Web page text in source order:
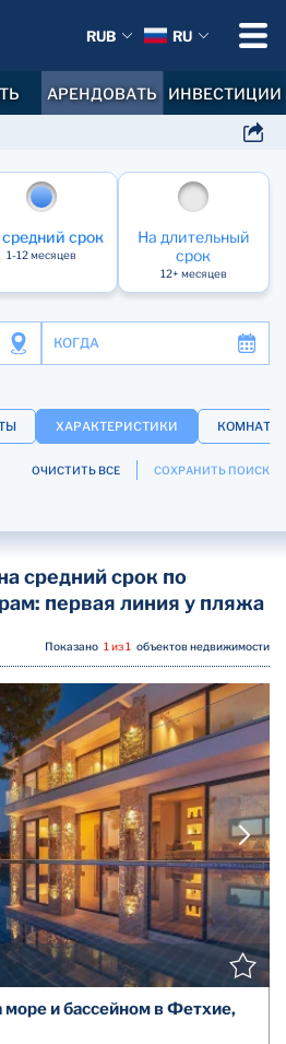
срок
1-12 месяцев
На длительный
срок
12+ месяцев
КОГДА
ХАРАКТЕРИСТИКИ КОМНАТЫ
ОЧИСТИТЬ ВСЕ СОХРАНИТЬ ПОИСК
средний срок по
первая линия у пляжа
Показано 1 из 1 объектов недвижимости
море и бассейном в Фетхие,
RUB RU
АРЕНДОВАТЬ ИНВЕСТИЦИИ